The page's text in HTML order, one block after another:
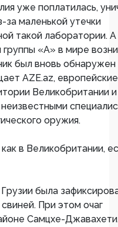
уже поплатилась,
за маленькой утечки
такой лаборатории.
группы «А» в мире
был вновь обнаружен
AZE.az,
Великобритании
оружия.
в Великобритании,
была
При этом очаг
Самцхе-